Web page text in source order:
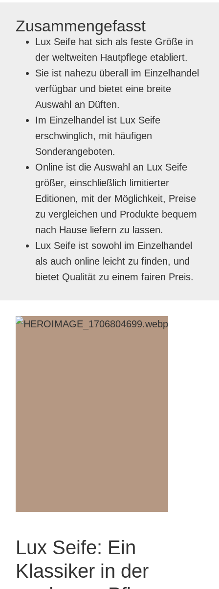
Zusammengefasst
Lux Seife hat sich als feste Größe in
der weltweiten Hautpflege etabliert.
Sie ist nahezu überall im Einzelhandel
verfügbar und bietet eine breite
Auswahl an Düften.
Im Einzelhandel ist Lux Seife
erschwinglich, mit häufigen
Sonderangeboten.
Online ist die Auswahl an Lux Seife
größer, einschließlich limitierter
Editionen, mit der Möglichkeit, Preise
zu vergleichen und Produkte bequem
nach Hause liefern zu lassen.
Lux Seife ist sowohl im Einzelhandel
als auch online leicht zu finden, und
bietet Qualität zu einem fairen Preis.
Lux Seife: Ein
Klassiker in der